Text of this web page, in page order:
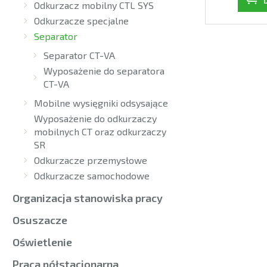
Odkurzacz mobilny CTL SYS
Odkurzacze specjalne
Separator
Separator CT-VA
Wyposażenie do separatora
CT-VA
Mobilne wysięgniki odsysające
Wyposażenie do odkurzaczy
mobilnych CT oraz odkurzaczy
SR
Odkurzacze przemysłowe
Odkurzacze samochodowe
Organizacja stanowiska pracy
Osuszacze
Oświetlenie
Praca półstacjonarna